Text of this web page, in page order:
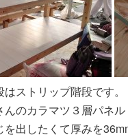
ストリップ階段です。
のカラマツ３層パネル
出したくて厚みを